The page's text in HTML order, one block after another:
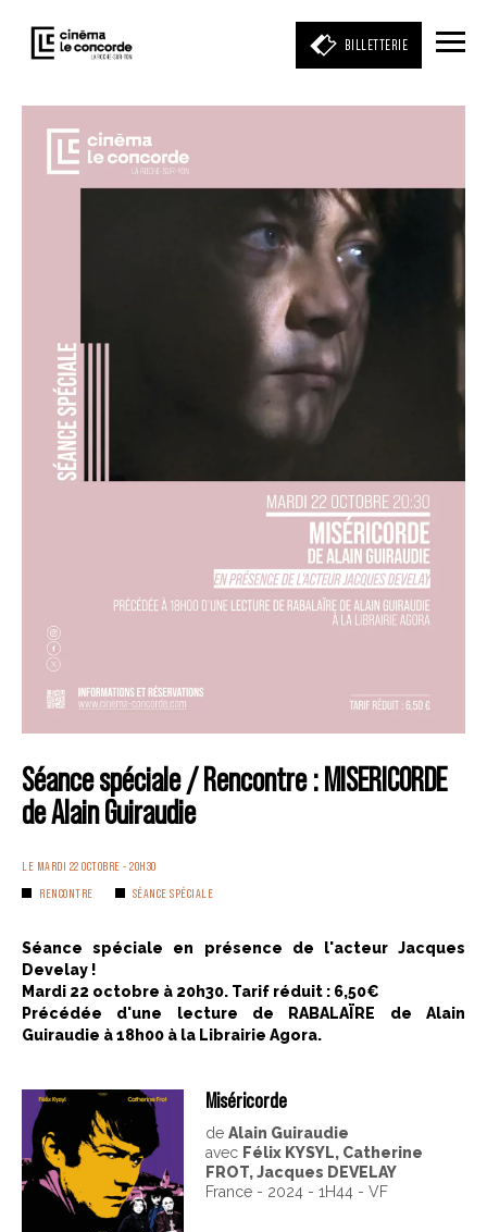
BILLETTERIE
Entrez votre mot clé
(film, réalisateur, acteur, événement)
Séance spéciale / Rencontre : MISERICORDE
de Alain Guiraudie
LE MARDI 22 OCTOBRE - 20H30
RENCONTRE
SÉANCE SPÉCIALE
Séance spéciale en présence de l'acteur Jacques
Develay !
Mardi 22 octobre à 20h30. Tarif réduit : 6,50€
Précédée d'une lecture de RABALAÏRE de Alain
Guiraudie à 18h00 à la Librairie Agora.
Miséricorde
de Alain Guiraudie
avec Félix KYSYL, Catherine
FROT, Jacques DEVELAY
France - 2024 - 1H44 - VF